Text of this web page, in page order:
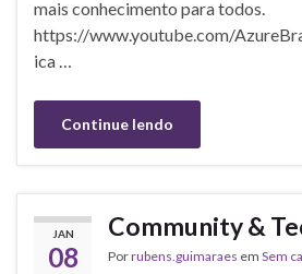
mais conhecimento para todos.
https://www.youtube.com/
ica …
Continue lendo
JAN
08
Community &
Porrubens.guimaraes em Sem